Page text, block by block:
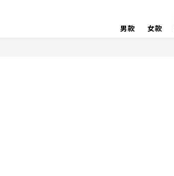
男款
女款